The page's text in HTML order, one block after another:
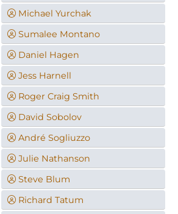
Michael Yurchak
Sumalee Montano
Daniel Hagen
Jess Harnell
Roger Craig Smith
David Sobolov
André Sogliuzzo
Julie Nathanson
Steve Blum
Richard Tatum